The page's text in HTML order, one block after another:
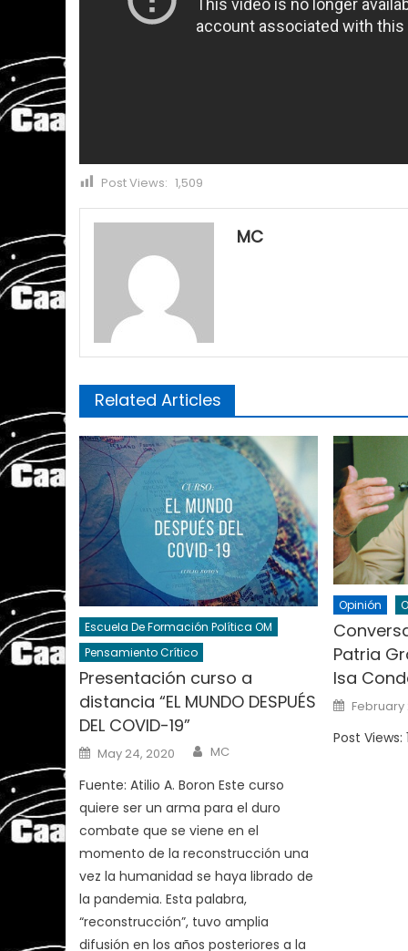
Post Views: 1,509
MC
Related Articles
Escuela De Formación Política OM
Pensamiento Crítico
Presentación curso a
distancia “EL MUNDO DESPUÉS
DEL COVID-19”
Posted
on
May 24, 2020 Author
MC
Fuente: Atilio A. Boron Este curso
quiere ser un arma para el duro
combate que se viene en el
momento de la reconstrucción una
vez la humanidad se haya librado de
la pandemia. Esta palabra,
“reconstrucción”, tuvo amplia
difusión en los años posteriores a la
Opinión
Patria
Isa
Posted
on
February
Post Views: